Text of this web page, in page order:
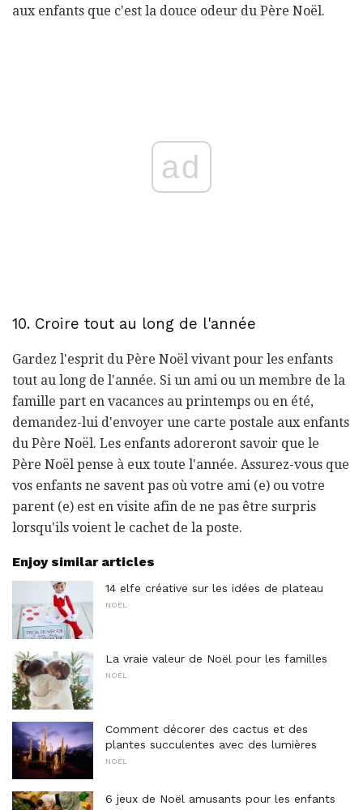
aux enfants que c'est la douce odeur du Père Noël.
ad
10. Croire tout au long de l'année
Gardez l'esprit du Père Noël vivant pour les enfants
tout au long de l'année. Si un ami ou un membre de la
famille part en vacances au printemps ou en été,
demandez-lui d'envoyer une carte postale aux enfants
du Père Noël. Les enfants adoreront savoir que le
Père Noël pense à eux toute l'année. Assurez-vous que
vos enfants ne savent pas où votre ami (e) ou votre
parent (e) est en visite afin de ne pas être surpris
lorsqu'ils voient le cachet de la poste.
Enjoy similar articles
14 elfe créative sur les idées de plateau
NOËL
La vraie valeur de Noël pour les familles
NOËL
Comment décorer des cactus et des
plantes succulentes avec des lumières
NOËL
6 jeux de Noël amusants pour les enfants